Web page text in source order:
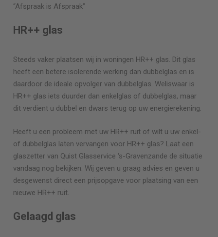
“Afspraak is Afspraak”
HR++ glas
Steeds vaker plaatsen wij in woningen HR++ glas. Dit glas
heeft een betere isolerende werking dan dubbelglas en is
daardoor de ideale opvolger van dubbelglas. Weliswaar is
HR++ glas iets duurder dan enkelglas of dubbelglas, maar
dit verdient u dubbel en dwars terug op uw energierekening.
Heeft u een probleem met uw HR++ ruit of wilt u uw enkel-
of dubbelglas laten vervangen voor HR++ glas? Laat een
glaszetter van Quist Glasservice ‘s-Gravenzande de situatie
vandaag nog bekijken. Wij geven u graag advies en geven u
desgewenst direct een prijsopgave voor plaatsing van een
nieuwe HR++ ruit.
Gelaagd glas